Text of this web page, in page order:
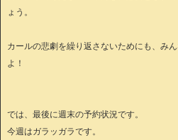
ょう。
カールの悲劇を繰り返さないためにも、み
よ！
では、最後に週末の予約状況です。
今週はガラッガラです。